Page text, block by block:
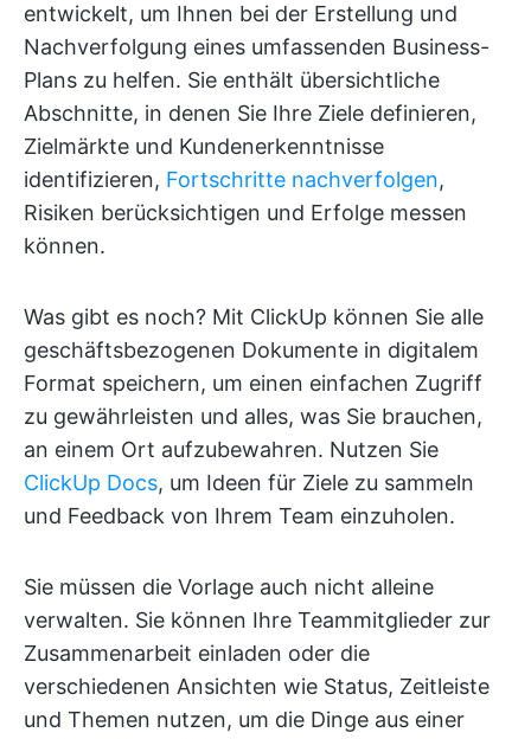
entwickelt, um Ihnen bei der Erstellung und
Nachverfolgung eines umfassenden Business-
Plans zu helfen. Sie enthält übersichtliche
Abschnitte, in denen Sie Ihre Ziele definieren,
Zielmärkte und Kundenerkenntnisse
identifizieren, Fortschritte nachverfolgen,
Risiken berücksichtigen und Erfolge messen
können.
Was gibt es noch? Mit ClickUp können Sie alle
geschäftsbezogenen Dokumente in digitalem
Format speichern, um einen einfachen Zugriff
zu gewährleisten und alles, was Sie brauchen,
an einem Ort aufzubewahren. Nutzen Sie
ClickUp Docs, um Ideen für Ziele zu sammeln
und Feedback von Ihrem Team einzuholen.
Sie müssen die Vorlage auch nicht alleine
verwalten. Sie können Ihre Teammitglieder zur
Zusammenarbeit einladen oder die
verschiedenen Ansichten wie Status, Zeitleiste
und Themen nutzen, um die Dinge aus einer